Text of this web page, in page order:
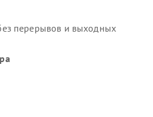
перерывов и выходных